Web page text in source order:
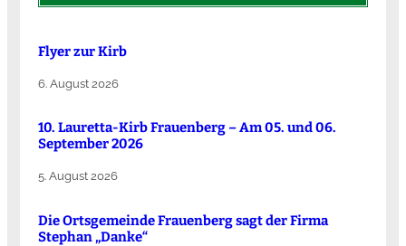
Flyer zur Kirb
6. August 2026
10. Lauretta-Kirb Frauenberg – Am 05. und 06.
September 2026
5. August 2026
Die Ortsgemeinde Frauenberg sagt der Firma
Stephan „Danke“